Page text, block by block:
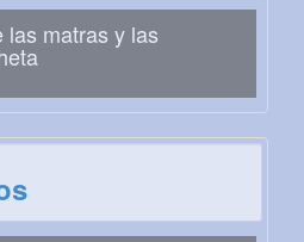
las matras y las